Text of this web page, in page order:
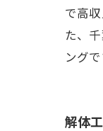
で高
た、
ング
解体